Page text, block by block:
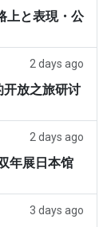
上と表現・公
2 days ago
开放之旅研讨
2 days ago
年展日本馆
3 days ago